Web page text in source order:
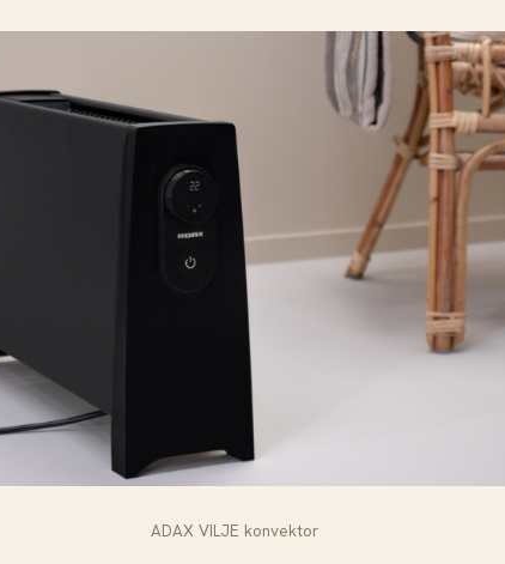
ADAX VILJE konvektor